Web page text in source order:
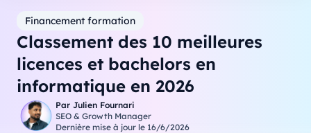
Financement formation
Classement des 10 meilleures
licences et bachelors en
informatique en 2026
Par Julien Fournari
SEO & Growth Manager
Dernière mise à jour le 16/6/2026